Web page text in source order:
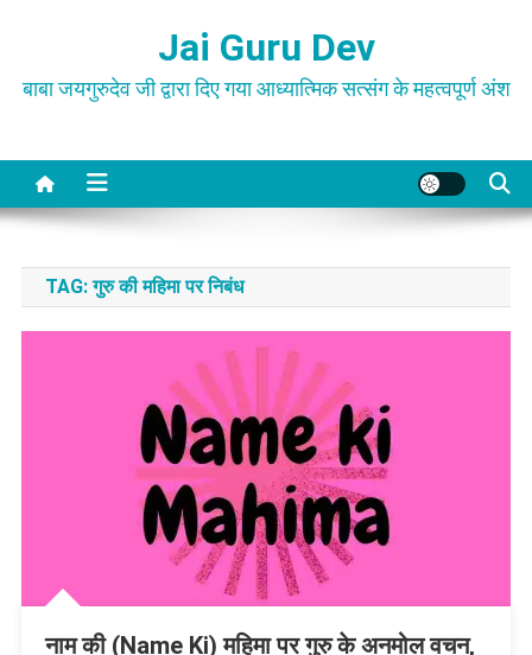
content
Jai Guru Dev
बाबा जयगुरुदेव जी द्वारा दिए गया आध्यात्मिक सत्संग के महत्वपूर्ण अंश
TAG:गुरु की महिमा पर निबंध
नाम की (Name Ki) महिमा पर गुरु के अनमोल वचन,